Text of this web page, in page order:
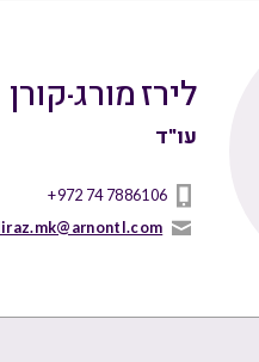
לירז מורג-קורן
עו"ד
+972 74 7886106